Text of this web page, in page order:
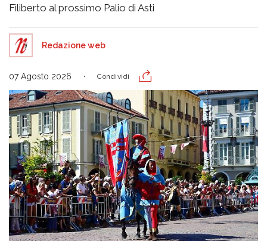
Filiberto al prossimo Palio di Asti
Redazione web
07 Agosto 2026 Condividi